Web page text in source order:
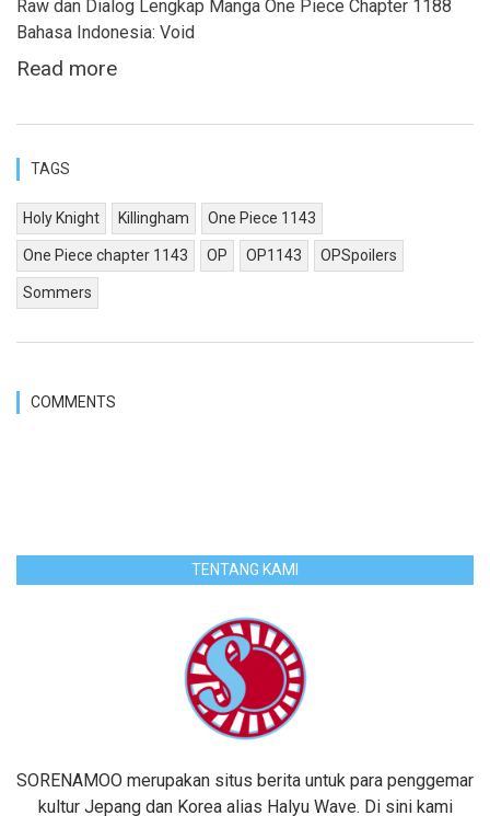
Raw dan Dialog Lengkap Manga One Piece Chapter 1188
Bahasa Indonesia: Void
Read more
TAGS
Holy Knight Killingham One Piece 1143
One Piece chapter 1143 OP OP1143 OPSpoilers
Sommers
COMMENTS
TENTANG KAMI
SORENAMOO merupakan situs berita untuk para penggemar
kultur Jepang dan Korea alias Halyu Wave. Di sini kami